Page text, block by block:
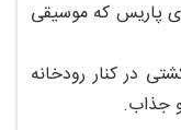
پاریس که موسیقی
در کنار رودخانه
جذاب.